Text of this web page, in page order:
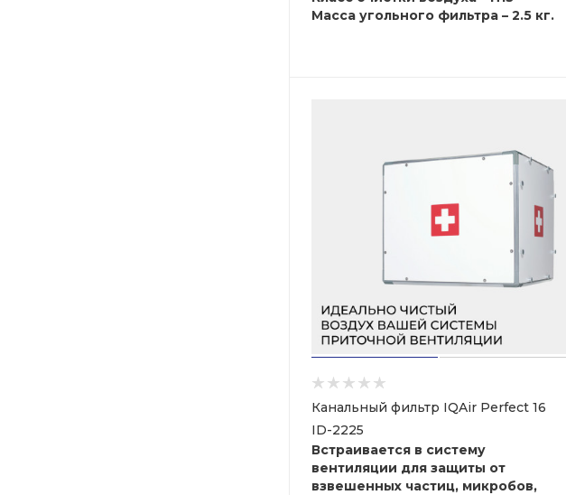
Масса угольного фильтра – 2.5 кг.
Канальный фильтр IQAir Perfect 16
ID-2225
Встраивается в систему
вентиляции для защиты от
взвешенных частиц, микробов,